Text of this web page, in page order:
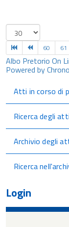
60 61
Albo Pretorio On
Powered by
Atti in corso di
Ricerca degli
Archivio degli
Ricerca
Login